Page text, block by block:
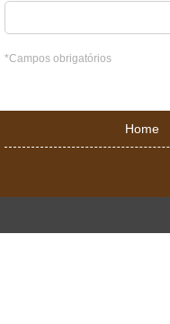
*Campos obrigatórios
Home